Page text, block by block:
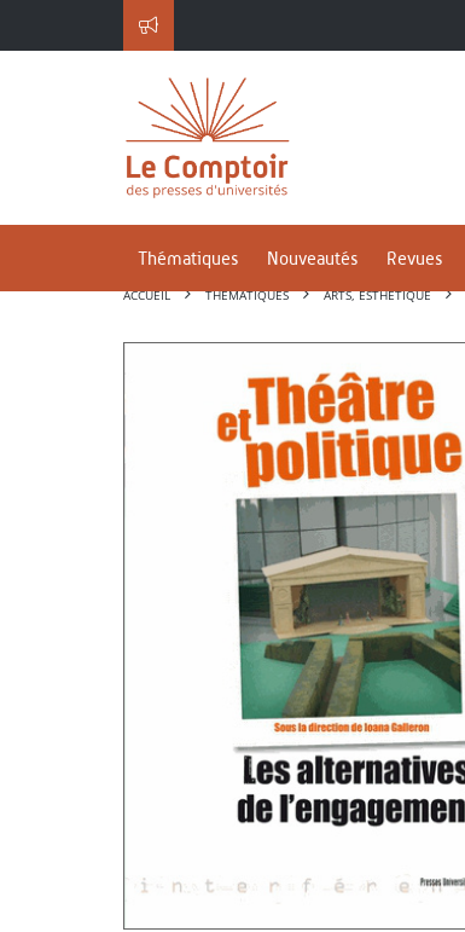
Thématiques Nouveautés Revues
ACCUEIL THÉMATIQUES ARTS, ESTHÉTIQUE